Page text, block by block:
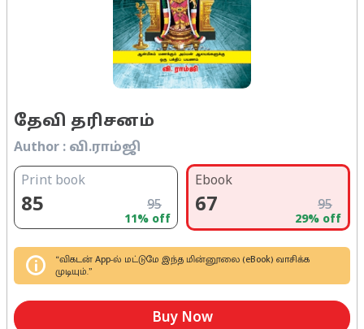
தேவி தரிசனம்
Author : வி.ராம்ஜி
Print book
85 95
11% off
Ebook
67 95
29% off
“விகடன் App-ல் மட்டுமே இந்த மின்னூலை (eBook) வாசிக்க
முடியும்.”
Buy Now